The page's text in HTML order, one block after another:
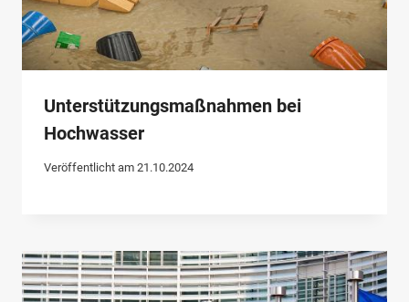
Unterstützungsmaßnahmen bei
Hochwasser
Veröffentlicht am 21.10.2024